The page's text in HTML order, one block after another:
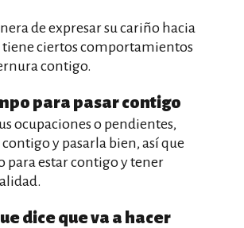
de expresar su cariño hacia
tiene ciertos comportamientos
contigo.
para pasar contigo
ocupaciones o pendientes,
y pasarla bien, así que
para estar contigo y tener
dice que va a hacer